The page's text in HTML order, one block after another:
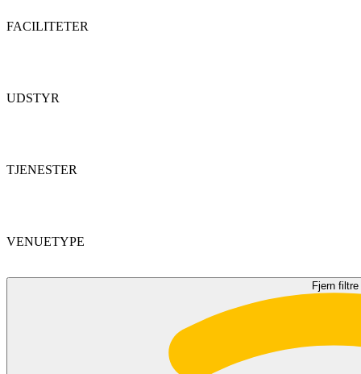
FACILITETER
UDSTYR
TJENESTER
VENUETYPE
Fjern filtre